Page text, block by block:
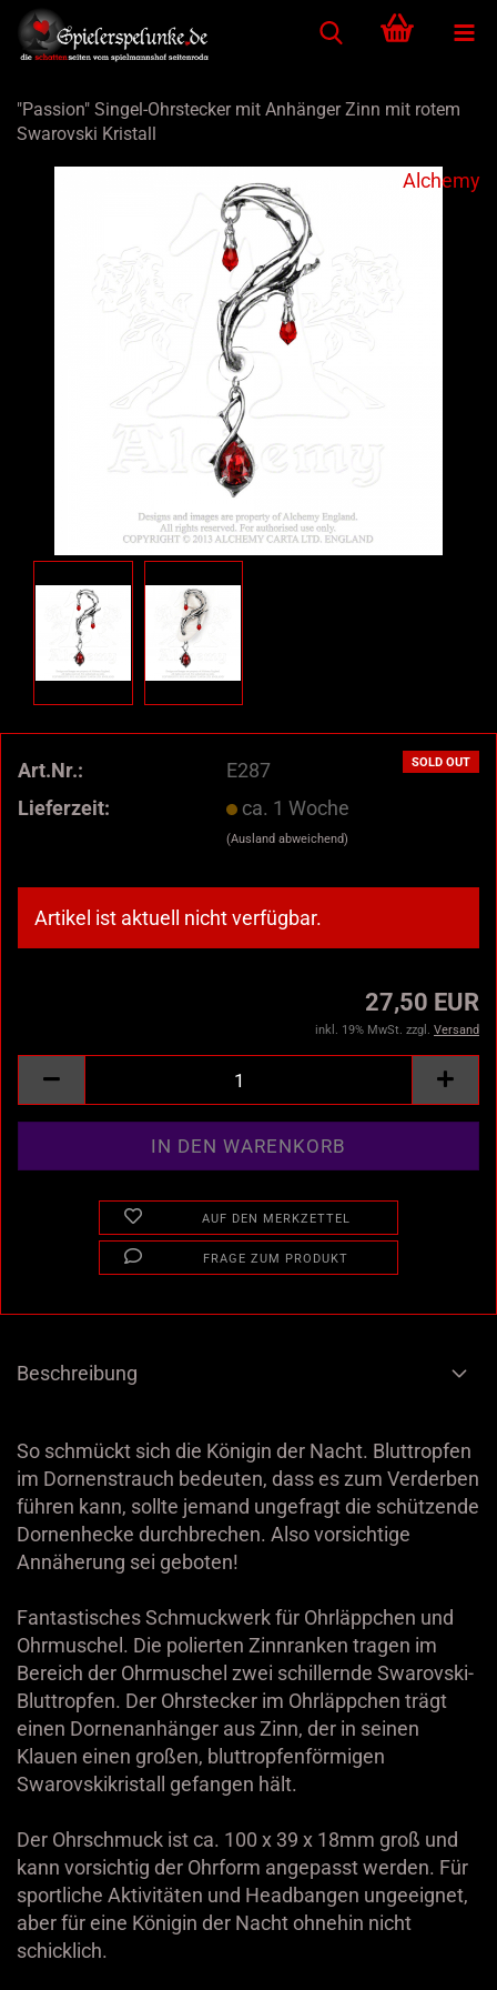
"Passion" Singel-Ohrstecker mit Anhänger Zinn mit rotem
Swarovski Kristall
Alchemy
SOLD OUT
Art.Nr.:
E287
Lieferzeit:
ca. 1 Woche
(Ausland abweichend)
Artikel ist aktuell nicht verfügbar.
27,50 EUR
inkl. 19% MwSt. zzgl. Versand
AUF DEN MERKZETTEL
FRAGE ZUM PRODUKT
Beschreibung
So schmückt sich die Königin der Nacht. Bluttropfen
im Dornenstrauch bedeuten, dass es zum Verderben
führen kann, sollte jemand ungefragt die schützende
Dornenhecke durchbrechen. Also vorsichtige
Annäherung sei geboten!
Fantastisches Schmuckwerk für Ohrläppchen und
Ohrmuschel. Die polierten Zinnranken tragen im
Bereich der Ohrmuschel zwei schillernde Swarovski-
Bluttropfen. Der Ohrstecker im Ohrläppchen trägt
einen Dornenanhänger aus Zinn, der in seinen
Klauen einen großen, bluttropfenförmigen
Swarovskikristall gefangen hält.
Der Ohrschmuck ist ca. 100 x 39 x 18mm groß und
kann vorsichtig der Ohrform angepasst werden. Für
sportliche Aktivitäten und Headbangen ungeeignet,
aber für eine Königin der Nacht ohnehin nicht
schicklich.